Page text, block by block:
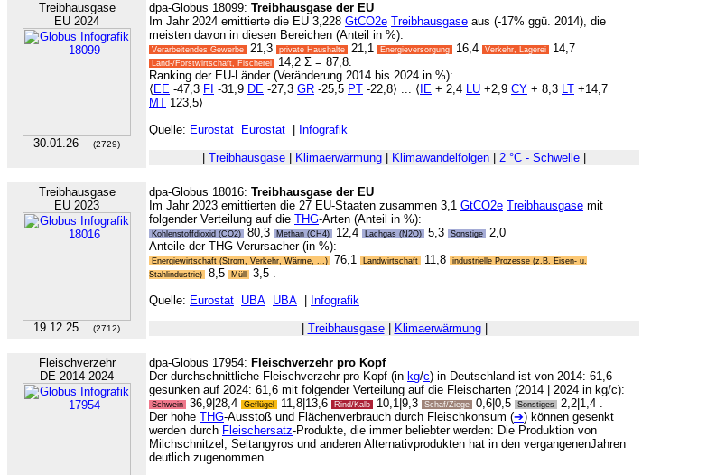
Treibhausgase
EU 2024
30.01.26 (2729)
dpa-Globus 18099: Treibhausgase der EU
Im Jahr 2024 emittierte die EU 3,228 GtCO2e Treibhausgase aus (-17% ggü. 2014), die
meisten davon in diesen Bereichen (Anteil in %):
Verarbeitendes Gewerbe 21,3 private Haushalte 21,1 Energieversorgung 16,4 Verkehr, Lagerei 14,7
Land-/Forstwirtschaft, Fischerei
14,2 Σ = 87,8.
Ranking der EU-Länder (Veränderung 2014 bis 2024 in %):
⟨ EE -47,3 FI -31,9 DE -27,3 GR -25,5 PT -22,8⟩ ... ⟨ IE + 2,4 LU +2,9 CY + 8,3 LT +14,7
MT 123,5⟩
Quelle: Eurostat Eurostat Infografik
Treibhausgase Klimaerwärmung Klimawandelfolgen 2 °C - Schwelle
Treibhausgase
EU 2023
19.12.25 (2712)
dpa-Globus 18016: Treibhausgase der EU
Im Jahr 2023 emittierten die 27 EU-Staaten zusammen 3,1 GtCO2e Treibhausgase mit
folgender Verteilung auf die THG-Arten (Anteil in %):
Kohlenstoffdioxid (CO2) 80,3 Methan (CH4) 12,4 Lachgas (N2O) 5,3 Sonstige
2,0
Anteile der THG-Verursacher (in %):
Energiewirtschaft (Strom, Verkehr, Wärme, ...) 76,1 Landwirtschaft 11,8
industrielle Prozesse (z.B. Eisen- u.
Stahlindustrie)
8,5 Müll
3,5 .
Quelle: Eurostat UBA UBA Infografik
Treibhausgase| Klimaerwärmung|
Fleischverzehr
DE 2014-2024
dpa-Globus 17954: Fleischverzehr pro Kopf
Der durchschnittliche Fleischverzehr pro Kopf (in kg/c) in Deutschland ist von 2014: 61,6
gesunken auf 2024: 61,6 mit folgender Verteilung auf die Fleischarten (2014 | 2024 in kg/c):
Schwein 36,9|28,4 Geflügel 11,8|13,6 Rind/Kalb 10,1|9,3 Schaf/Ziege 0,6|0,5 Sonstiges
2,2|1,4 .
Der hohe THG-Ausstoß und Flächenverbrauch durch Fleischkonsum (➔) können gesenkt
werden durch Fleischersatz-Produkte, die immer beliebter werden: Die Produktion von
Milchschnitzel, Seitangyros und anderen Alternativprodukten hat in den vergangenenJahren
deutlich zugenommen.